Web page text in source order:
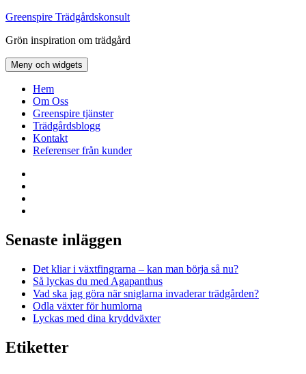
Hoppa
innehåll
Greenspire Trädgårdskonsult
Grön inspiration om trädgård
Meny och widgets
Hem
Om Oss
Greenspire tjänster
Trädgårdsblogg
Kontakt
Referenser från kunder
Senaste inläggen
Det kliar i växtfingrarna – kan man börja så nu?
Så lyckas du med Agapanthus
Vad ska jag göra när sniglarna invaderar trädgården?
Odla växter för humlorna
Lyckas med dina kryddväxter
Etiketter